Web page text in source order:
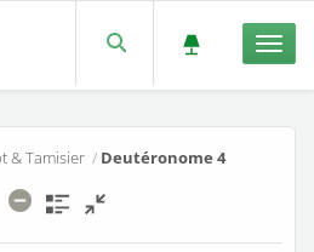
& Tamisier / Deutéronome 4